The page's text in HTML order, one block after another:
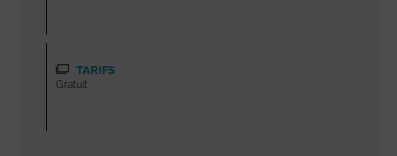
TARIFS
Gratuit